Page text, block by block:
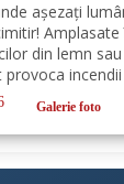
așezați
din lemn
s-a
comuna...
Galerie foto